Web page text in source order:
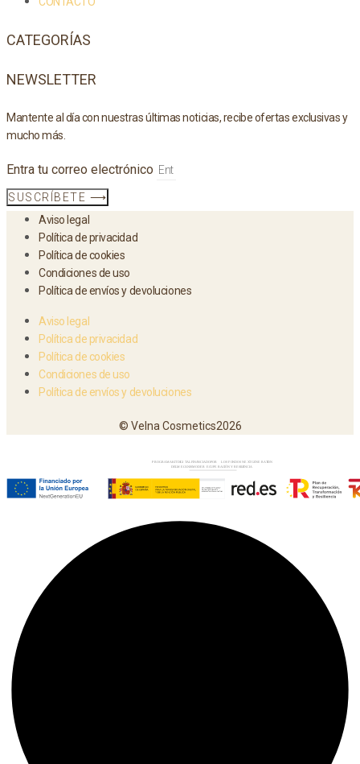
CATEGORÍAS
NEWSLETTER
Mantente al día con nuestras últimas noticias, recibe ofertas exclusivas y
mucho más.
Entra tu correo electrónico
SUSCRÍBETE ⟶
Aviso legal
Política de privacidad
Política de cookies
Condiciones de uso
Política de envíos y devoluciones
Aviso legal
Política de privacidad
Política de cookies
Condiciones de uso
Política de envíos y devoluciones
© Velna Cosmetics2026